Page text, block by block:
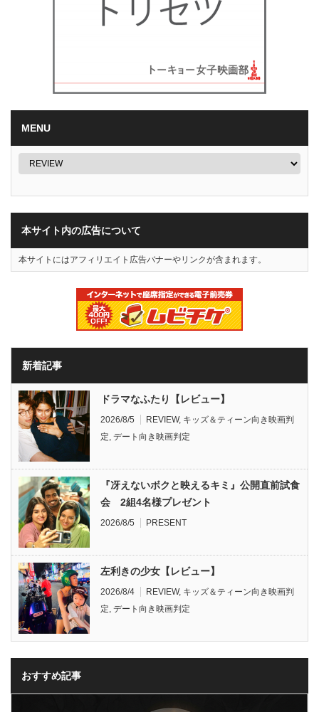
MENU
本サイト内の広告について
本サイトにはアフィリエイト広告バナーやリンクが含まれます。
新着記事
ドラマなふたり【レビュー】
2026/8/5 REVIEW, キッズ＆ティーン向き映画判
定, デート向き映画判定
『冴えないボクと映えるキミ』公開直前試食
会 2組4名様プレゼント
2026/8/5 PRESENT
左利きの少女【レビュー】
2026/8/4 REVIEW, キッズ＆ティーン向き映画判
定, デート向き映画判定
おすすめ記事